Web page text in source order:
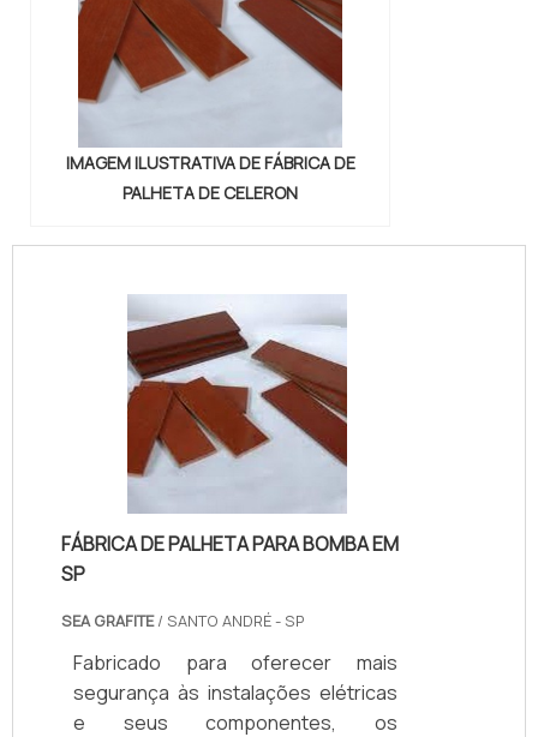
IMAGEM ILUSTRATIVA DE FÁBRICA DE
PALHETA DE CELERON
FÁBRICA DE PALHETA PARA BOMBA EM
SP
SEA GRAFITE/ SANTO ANDRÉ - SP
Fabricado para oferecer mais
segurança às instalações elétricas
e seus componentes, os